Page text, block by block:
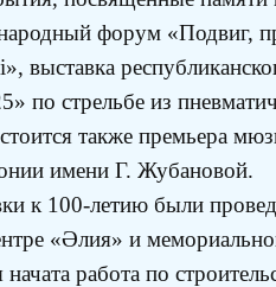
форум «Подвиг,
выставка
по стрельбе из
также премьера
имени Г. Жубановой.
к 100-летию были
«Әлия» и
работа по